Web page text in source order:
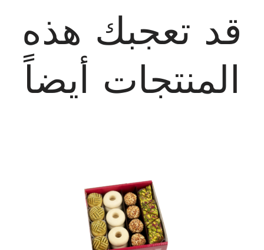
قد تعجبك هذه
المنتجات أيضاً